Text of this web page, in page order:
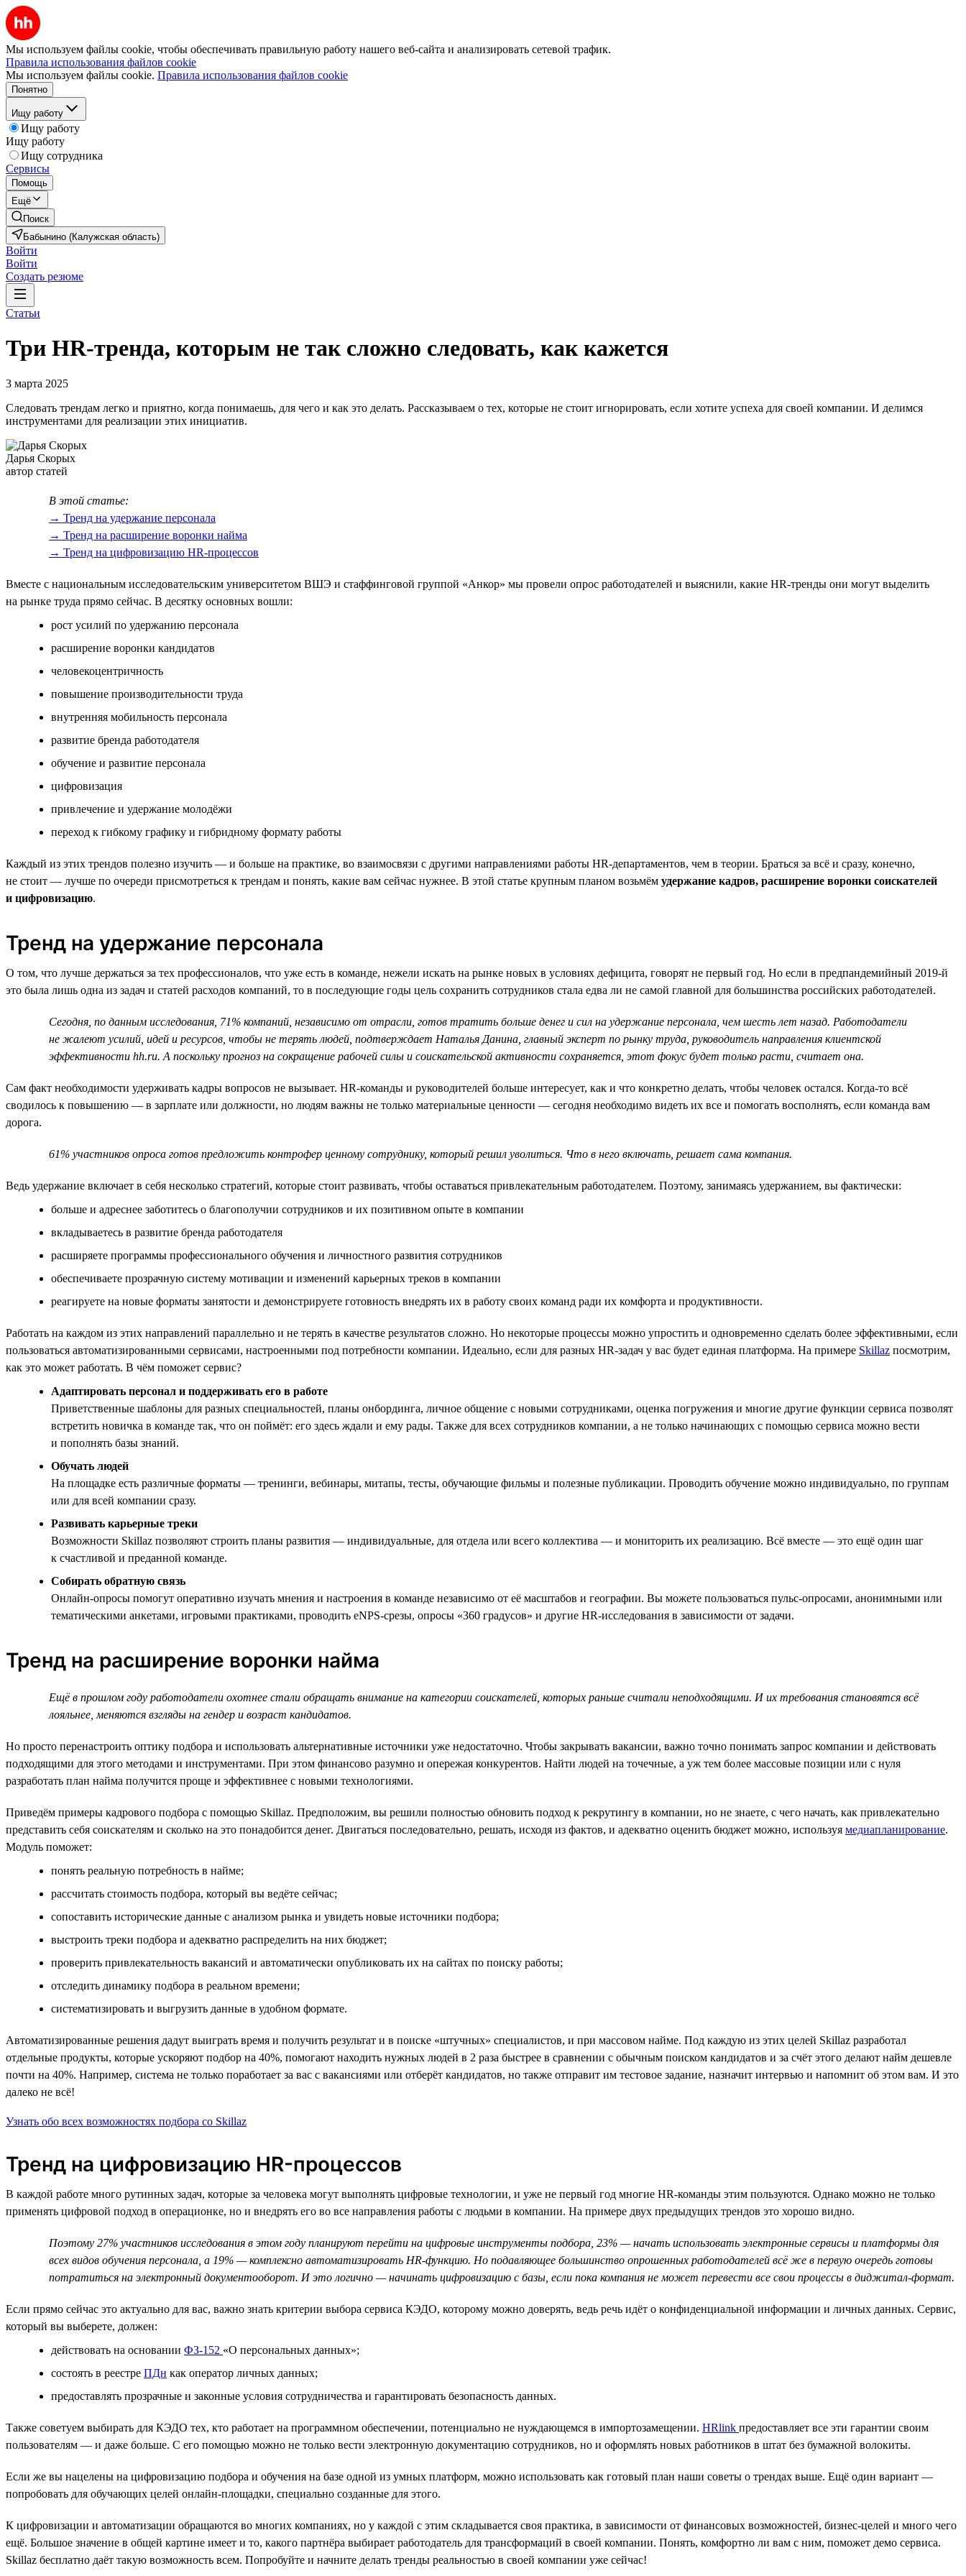
Мы используем файлы cookie, чтобы обеспечивать правильную работу нашего веб-сайта и анализировать сетевой трафик.
Правила использования файлов cookie
Мы используем файлы cookie. Правила использования файлов cookie
Понятно
Ищу работу
Ищу работу
Ищу работу
Ищу сотрудника
Сервисы
Помощь
Ещё
Поиск
Бабынино (Калужская область)
Войти
Войти
Создать резюме
Статьи
Три HR-тренда, которым не так сложно следовать, как кажется
3 марта 2025
Следовать трендам легко и приятно, когда понимаешь, для чего и как это делать. Рассказываем о тех, которые не стоит игнорировать, если хотите успеха для своей компании. И делимся
инструментами для реализации этих инициатив.
Дарья Скорых
автор статей
В этой статье:
→ Тренд на удержание персонала
→ Тренд на расширение воронки найма
→ Тренд на цифровизацию HR-процессов
Вместе с национальным исследовательским университетом ВШЭ и стаффинговой группой «Анкор» мы провели опрос работодателей и выяснили, какие HR-тренды они могут выделить
на рынке труда прямо сейчас. В десятку основных вошли:
рост усилий по удержанию персонала
расширение воронки кандидатов
человекоцентричность
повышение производительности труда
внутренняя мобильность персонала
развитие бренда работодателя
обучение и развитие персонала
цифровизация
привлечение и удержание молодёжи
переход к гибкому графику и гибридному формату работы
Каждый из этих трендов полезно изучить — и больше на практике, во взаимосвязи с другими направлениями работы HR-департаментов, чем в теории. Браться за всё и сразу, конечно,
не стоит — лучше по очереди присмотреться к трендам и понять, какие вам сейчас нужнее. В этой статье крупным планом возьмём удержание кадров, расширение воронки соискателей
и цифровизацию.
Тренд на удержание персонала
О том, что лучше держаться за тех профессионалов, что уже есть в команде, нежели искать на рынке новых в условиях дефицита, говорят не первый год. Но если в предпандемийный 2019-й
это была лишь одна из задач и статей расходов компаний, то в последующие годы цель сохранить сотрудников стала едва ли не самой главной для большинства российских работодателей.
Сегодня, по данным исследования, 71% компаний, независимо от отрасли, готов тратить больше денег и сил на удержание персонала, чем шесть лет назад. Работодатели
не жалеют усилий, идей и ресурсов, чтобы не терять людей, подтверждает Наталья Данина, главный эксперт по рынку труда, руководитель направления клиентской
эффективности hh.ru. А поскольку прогноз на сокращение рабочей силы и соискательской активности сохраняется, этот фокус будет только расти, считает она.
Сам факт необходимости удерживать кадры вопросов не вызывает. HR-команды и руководителей больше интересует, как и что конкретно делать, чтобы человек остался. Когда-то всё
сводилось к повышению — в зарплате или должности, но людям важны не только материальные ценности — сегодня необходимо видеть их все и помогать восполнять, если команда вам
дорога.
61% участников опроса готов предложить контрофер ценному сотруднику, который решил уволиться. Что в него включать, решает сама компания.
Ведь удержание включает в себя несколько стратегий, которые стоит развивать, чтобы оставаться привлекательным работодателем. Поэтому, занимаясь удержанием, вы фактически:
больше и адреснее заботитесь о благополучии сотрудников и их позитивном опыте в компании
вкладываетесь в развитие бренда работодателя
расширяете программы профессионального обучения и личностного развития сотрудников
обеспечиваете прозрачную систему мотивации и изменений карьерных треков в компании
реагируете на новые форматы занятости и демонстрируете готовность внедрять их в работу своих команд ради их комфорта и продуктивности.
Работать на каждом из этих направлений параллельно и не терять в качестве результатов сложно. Но некоторые процессы можно упростить и одновременно сделать более эффективными, если
пользоваться автоматизированными сервисами, настроенными под потребности компании. Идеально, если для разных HR-задач у вас будет единая платформа. На примере Skillaz посмотрим,
как это может работать. В чём поможет сервис?
Адаптировать персонал и поддерживать его в работе
Приветственные шаблоны для разных специальностей, планы онбординга, личное общение с новыми сотрудниками, оценка погружения и многие другие функции сервиса позволят
встретить новичка в команде так, что он поймёт: его здесь ждали и ему рады. Также для всех сотрудников компании, а не только начинающих с помощью сервиса можно вести
и пополнять базы знаний.
Обучать людей
На площадке есть различные форматы — тренинги, вебинары, митапы, тесты, обучающие фильмы и полезные публикации. Проводить обучение можно индивидуально, по группам
или для всей компании сразу.
Развивать карьерные треки
Возможности Skillaz позволяют строить планы развития — индивидуальные, для отдела или всего коллектива — и мониторить их реализацию. Всё вместе — это ещё один шаг
к счастливой и преданной команде.
Собирать обратную связь
Онлайн-опросы помогут оперативно изучать мнения и настроения в команде независимо от её масштабов и географии. Вы можете пользоваться пульс-опросами, анонимными или
тематическими анкетами, игровыми практиками, проводить eNPS-срезы, опросы «360 градусов» и другие HR-исследования в зависимости от задачи.
Тренд на расширение воронки найма
Ещё в прошлом году работодатели охотнее стали обращать внимание на категории соискателей, которых раньше считали неподходящими. И их требования становятся всё
лояльнее, меняются взгляды на гендер и возраст кандидатов.
Но просто перенастроить оптику подбора и использовать альтернативные источники уже недостаточно. Чтобы закрывать вакансии, важно точно понимать запрос компании и действовать
подходящими для этого методами и инструментами. При этом финансово разумно и опережая конкурентов. Найти людей на точечные, а уж тем более массовые позиции или с нуля
разработать план найма получится проще и эффективнее с новыми технологиями.
Приведём примеры кадрового подбора с помощью Skillaz. Предположим, вы решили полностью обновить подход к рекрутингу в компании, но не знаете, с чего начать, как привлекательно
представить себя соискателям и сколько на это понадобится денег. Двигаться последовательно, решать, исходя из фактов, и адекватно оценить бюджет можно, используя медиапланирование.
Модуль поможет:
понять реальную потребность в найме;
рассчитать стоимость подбора, который вы ведёте сейчас;
сопоставить исторические данные с анализом рынка и увидеть новые источники подбора;
выстроить треки подбора и адекватно распределить на них бюджет;
проверить привлекательность вакансий и автоматически опубликовать их на сайтах по поиску работы;
отследить динамику подбора в реальном времени;
систематизировать и выгрузить данные в удобном формате.
Автоматизированные решения дадут выиграть время и получить результат и в поиске «штучных» специалистов, и при массовом найме. Под каждую из этих целей Skillaz разработал
отдельные продукты, которые ускоряют подбор на 40%, помогают находить нужных людей в 2 раза быстрее в сравнении с обычным поиском кандидатов и за счёт этого делают найм дешевле
почти на 40%. Например, система не только поработает за вас с вакансиями или отберёт кандидатов, но также отправит им тестовое задание, назначит интервью и напомнит об этом вам. И это
далеко не всё!
Узнать обо всех возможностях подбора со Skillaz
Тренд на цифровизацию HR-процессов
В каждой работе много рутинных задач, которые за человека могут выполнять цифровые технологии, и уже не первый год многие HR-команды этим пользуются. Однако можно не только
применять цифровой подход в операционке, но и внедрять его во все направления работы с людьми в компании. На примере двух предыдущих трендов это хорошо видно.
Поэтому 27% участников исследования в этом году планируют перейти на цифровые инструменты подбора, 23% — начать использовать электронные сервисы и платформы для
всех видов обучения персонала, а 19% — комплексно автоматизировать HR-функцию. Но подавляющее большинство опрошенных работодателей всё же в первую очередь готовы
потратиться на электронный документооборот. И это логично — начинать цифровизацию с базы, если пока компания не может перевести все свои процессы в диджитал-формат.
Если прямо сейчас это актуально для вас, важно знать критерии выбора сервиса КЭДО, которому можно доверять, ведь речь идёт о конфиденциальной информации и личных данных. Сервис,
который вы выберете, должен:
действовать на основании ФЗ-152 «О персональных данных»;
состоять в реестре ПДн как оператор личных данных;
предоставлять прозрачные и законные условия сотрудничества и гарантировать безопасность данных.
Также советуем выбирать для КЭДО тех, кто работает на программном обеспечении, потенциально не нуждающемся в импортозамещении. HRlink предоставляет все эти гарантии своим
пользователям — и даже больше. С его помощью можно не только вести электронную документацию сотрудников, но и оформлять новых работников в штат без бумажной волокиты.
Если же вы нацелены на цифровизацию подбора и обучения на базе одной из умных платформ, можно использовать как готовый план наши советы о трендах выше. Ещё один вариант —
попробовать для обучающих целей онлайн-площадки, специально созданные для этого.
К цифровизации и автоматизации обращаются во многих компаниях, но у каждой с этим складывается своя практика, в зависимости от финансовых возможностей, бизнес-целей и много чего
ещё. Большое значение в общей картине имеет и то, какого партнёра выбирает работодатель для трансформаций в своей компании. Понять, комфортно ли вам с ним, поможет демо сервиса.
Skillaz бесплатно даёт такую возможность всем. Попробуйте и начните делать тренды реальностью в своей компании уже сейчас!